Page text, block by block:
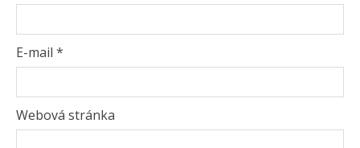
E-mail *
Webová stránka